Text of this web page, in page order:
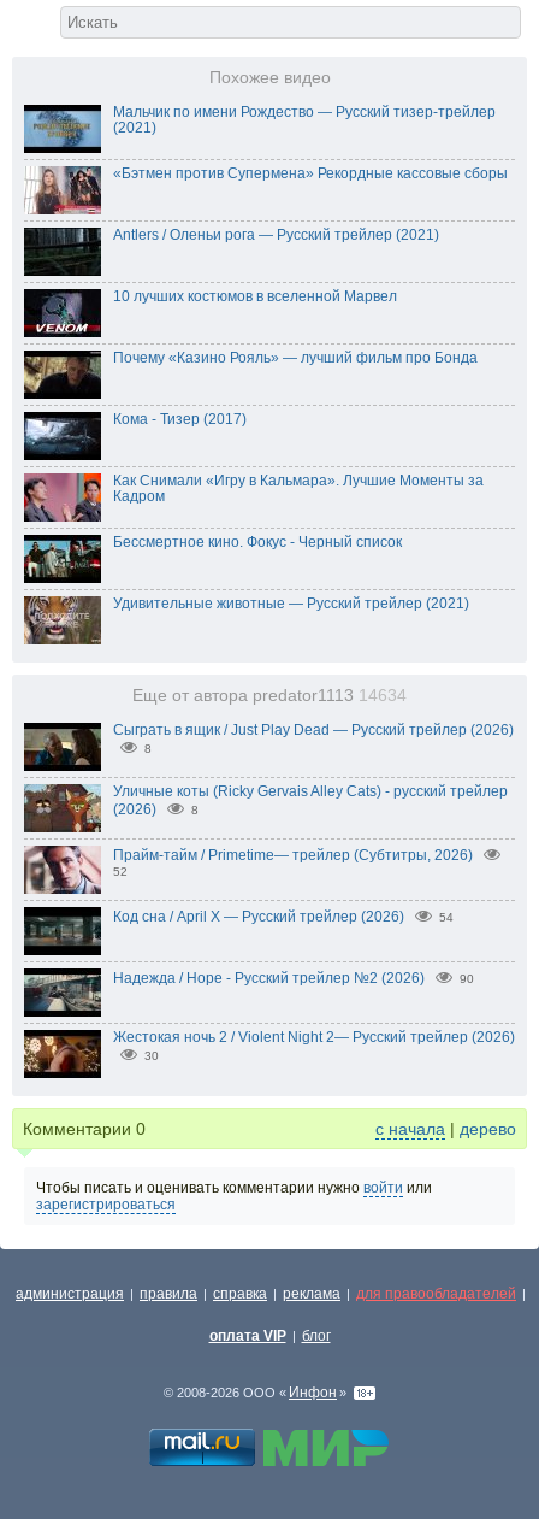
Похожее видео
Мальчик по имени Рождество — Русский тизер-трейлер
(2021)
«Бэтмен против Супермена» Рекордные кассовые сборы
Antlers / Оленьи рога — Русский трейлер (2021)
10 лучших костюмов в вселенной Марвел
Почему «Казино Рояль» — лучший фильм про Бонда
Кома - Тизер (2017)
Как Снимали «Игру в Кальмара». Лучшие Моменты за
Кадром
Бессмертное кино. Фокус - Черный список
Удивительные животные — Русский трейлер (2021)
Еще от автора predator1113 14634
Сыграть в ящик / Just Play Dead — Русский трейлер (2026)
8
Уличные коты (Ricky Gervais Alley Cats) - русский трейлер
(2026)
8
Прайм-тайм / Primetime— трейлер (Субтитры, 2026)
52
Код сна / April X — Русский трейлер (2026) 54
Надежда / Hope - Русский трейлер №2 (2026) 90
Жестокая ночь 2 / Violent Night 2— Русский трейлер (2026)
30
Комментарии 0 с начала | дерево
Чтобы писать и оценивать комментарии нужно войти или
зарегистрироваться
администрация | правила | справка | реклама | для правообладателей |
оплата VIP | блог
© 2008-2026 ООО « Инфон »